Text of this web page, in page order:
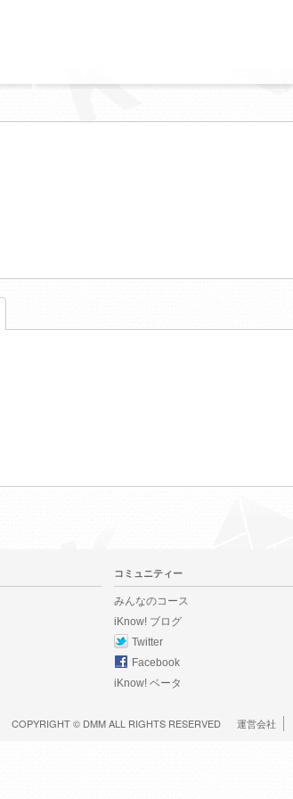
コミュニティー
みんなのコース
iKnow! ブログ
Twitter
Facebook
iKnow! ベータ
COPYRIGHT © DMMALL RIGHTS RESERVED 運営会社